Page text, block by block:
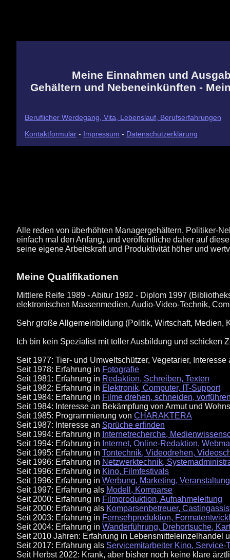
Meine Einnahmen und
Gehältern und Nebeneinkünften -
Beruflicher Werdegang, Vita, Lebenslauf, Berufserfahrungen
Kontaktformular - Impressum - Datenschutzerklärung
Alle reden von überhöhten Managergehältern, Politiker-
einfach mal den Anfang, und veröffentliche daher auf
seine eigene Arbeitskraft und Produktivität höher und
Meine Qualifikationen
Mittlere Reife 1989 - Abitur 1992 - Diplom 1997
elektronischen Massenmedien, Audio-Video-Technik,
Sehr große Allgemeinbildung (Politik, Wirtschaft, Medien,
Ich bin kein Spezialist mit toller Ausbildung und schicken
Seit 1977: Tier- und Umweltschützer, Vegetarier,
Seit 1978: Erfahrung in Fotografie
Seit 1981: Erfahrung in Redaktion, Schreiben, Texten
Seit 1982: Erfahrung in Elektronik, Computer, IT-Support
Seit 1984: Erfahrung in Filme drehen, schneiden,
Seit 1984: Interesse an Bekämpfung von Armut und
Seit 1985: Programmierung von CHARAKTERA
Seit 1987: Interesse an Sprüche erfinden
Seit 1994: Erfahrung in Internetrecherche,
Seit 1994: Erfahrung in Internet, Online-Redaktion,
Seit 1995: Erfahrung in Tontechnik, Videodrehen,
Seit 1996: Erfahrung in Netzwerktechnik,
Seit 1996: Erfahrung in Kino, Filmfestivals
Seit 1996: Erfahrung in Werbung, Marketing,
Seit 1997: Erfahrung als Modell, Komparse
Seit 2000: Erfahrung in Filmproduktion, Aufnahmeleitung
Seit 2000: Erfahrung als Komparsenbetreuer,
Seit 2003: Erfahrung in Fernsehproduktion,
Seit 2004: Erfahrung in Wanderführung, Drehortsuche,
Seit 2010 Jahren: Erfahrung in Lebensmitteleinzelhandel
Seit 2017: Erfahrung als Servicemitarbeiter Kino, Service-
Seit Herbst 2022: Krank, aber bisher noch keine klare